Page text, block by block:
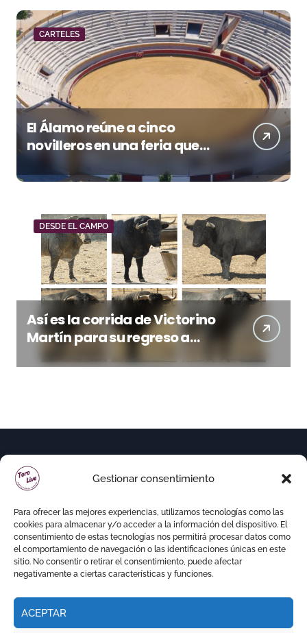
Gestionar consentimiento
Para ofrecer las mejores experiencias, utilizamos tecnologías como las
cookies para almacenar y/o acceder a la información del dispositivo. El
consentimiento de estas tecnologías nos permitirá procesar datos como
el comportamiento de navegación o las identificaciones únicas en este
sitio. No consentir o retirar el consentimiento, puede afectar
negativamente a ciertas características y funciones.
ACEPTAR
CARTELES
El Álamo reúne a cinco
novilleros en una feria que
vuelve a mirar al futuro
DESDE EL CAMPO
Así es la corrida de Victorino
Martín para su regreso a
Huesca trece años después
(Imágenes)